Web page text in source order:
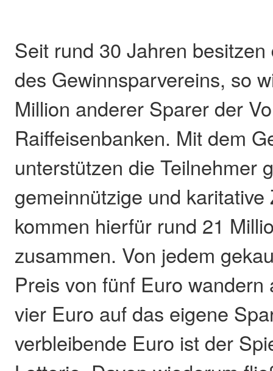
Seit rund 30 Jahren
des Gewinnsparvereins, so
Million anderer Sparer der
Raiffeisenbanken. Mit dem
unterstützen die Teilnehmer
gemeinnützige und
kommen hierfür rund 21
zusammen. Von jedem
Preis von fünf Euro wandern
vier Euro auf das eigene
verbleibende Euro ist der